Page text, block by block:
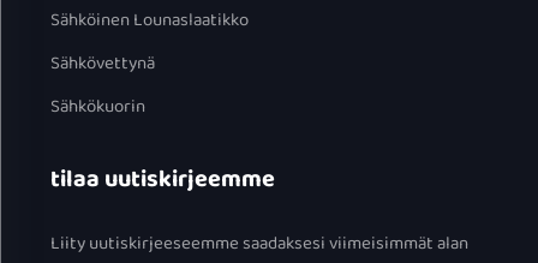
Sähköinen Lounaslaatikko
Sähkövettynä
Sähkökuorin
tilaa uutiskirjeemme
Liity uutiskirjeeseemme saadaksesi viimeisimmät alan